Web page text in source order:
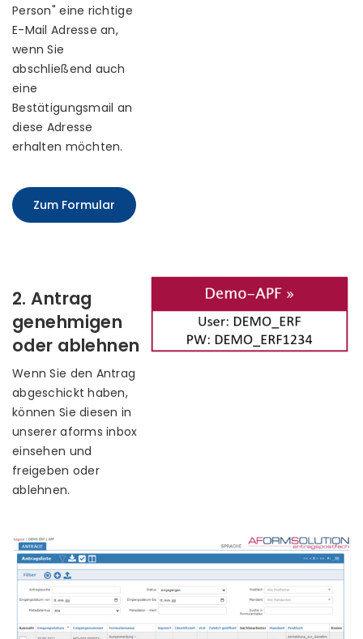
Person" eine richtige
E-Mail Adresse an,
wenn Sie
abschließend auch
eine
Bestätigungsmail an
diese Adresse
erhalten möchten.
Zum Formular
2. Antrag
genehmigen
oder ablehnen
Wenn Sie den Antrag
abgeschickt haben,
können Sie diesen in
unserer aforms inbox
einsehen und
freigeben oder
ablehnen.